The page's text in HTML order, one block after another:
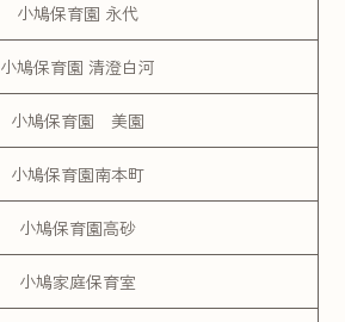
小鳩保育園 永代
小鳩保育園 清澄白河
小鳩保育園 美園
小鳩保育園南本町
小鳩保育園高砂
小鳩家庭保育室